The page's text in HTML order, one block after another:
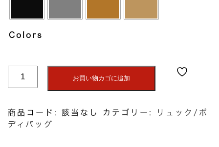
Colors
リ
ュ
お買い物カゴに追加
商品コード: 該当なし カテゴリー:
リュック/ボ
ディバッグ